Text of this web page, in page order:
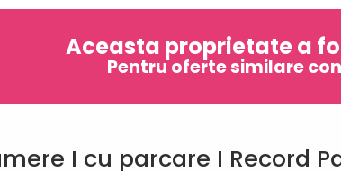
Aceasta proprietate a
Pentru oferte similare
I cu parcare I Record